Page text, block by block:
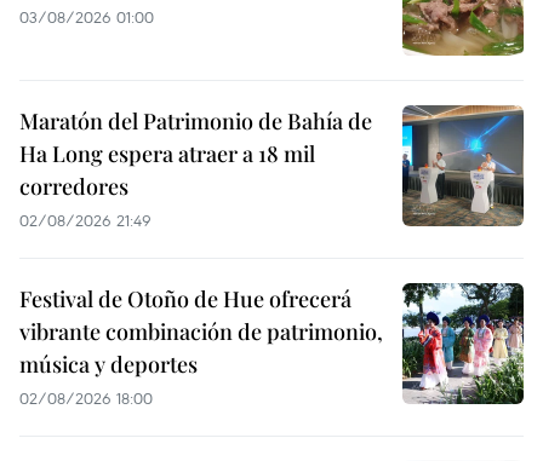
03/08/2026 01:00
Maratón del Patrimonio de Bahía de
Ha Long espera atraer a 18 mil
corredores
02/08/2026 21:49
Festival de Otoño de Hue ofrecerá
vibrante combinación de patrimonio,
música y deportes
02/08/2026 18:00